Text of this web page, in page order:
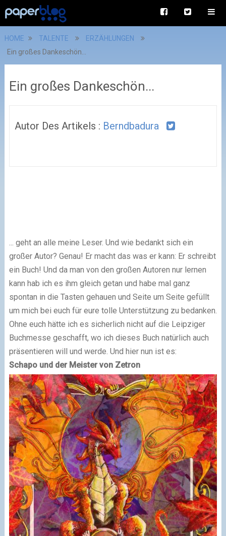
HOME TALENTE
ERZÄHLUNGEN
Ein großes Dankeschön...
Ein großes Dankeschön...
Autor Des Artikels : Berndbadura
... geht an alle meine Leser. Und wie bedankt sich ein
großer Autor? Genau! Er macht das was er kann: Er schreibt
ein Buch! Und da man von den großen Autoren nur lernen
kann hab ich es ihm gleich getan und habe mal ganz
spontan in die Tasten gehauen und Seite um Seite gefüllt
um mich bei euch für eure tolle Unterstützung zu bedanken.
Ohne euch hätte ich es sicherlich nicht auf die Leipziger
Buchmesse geschafft, wo ich dieses Buch natürlich auch
präsentieren will und werde. Und hier nun ist es:
Schapo und der Meister von Zetron